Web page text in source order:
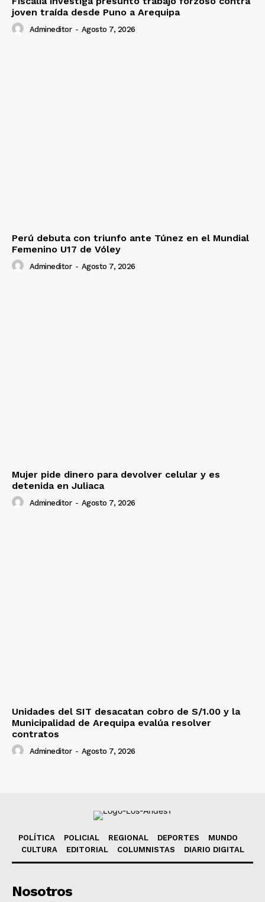
joven traída desde Puno a Arequipa
Admineditor - Agosto 7, 2026
Perú debuta con triunfo ante Túnez en el Mundial
Femenino U17 de Vóley
Admineditor - Agosto 7, 2026
Mujer pide dinero para devolver celular y es
detenida en Juliaca
Admineditor - Agosto 7, 2026
Unidades del SIT desacatan cobro de S/1.00 y la
Municipalidad de Arequipa evalúa resolver
contratos
Admineditor - Agosto 7, 2026
POLÍTICA POLICIAL REGIONAL DEPORTES
MUNDO
CULTURA
EDITORIAL COLUMNISTAS DIARIO DIGITAL
Nosotros